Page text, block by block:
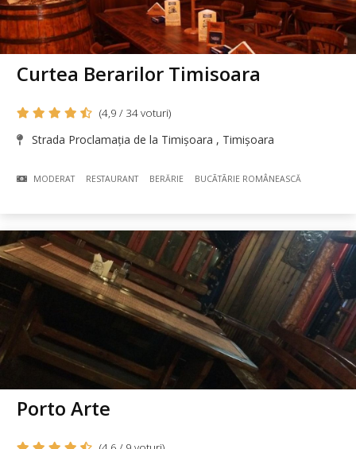
Curtea Berarilor Timisoara
(4,9 / 34 voturi)
Strada Proclamația de la Timișoara , Timișoara
MODERAT RESTAURANT BERĂRIE BUCÃTÃRIE ROMÂNEASCĂ
Porto Arte